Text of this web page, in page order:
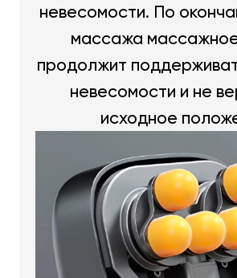
невесомости. По
массажа
продолжит
невесомости и не
исходное